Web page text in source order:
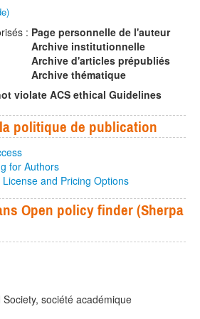
: Page personnelle de l'auteur
Archive institutionnelle
Archive d'articles prépubliés
Archive thématique
violate ACS ethical Guidelines
politique de publication
for Authors
and Pricing Options
Open policy finder (Sherpa
société académique